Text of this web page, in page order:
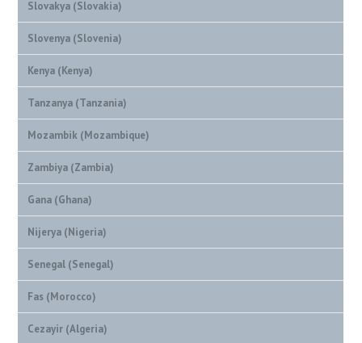
Slovakya (Slovakia)
Slovenya (Slovenia)
Kenya (Kenya)
Tanzanya (Tanzania)
Mozambik (Mozambique)
Zambiya (Zambia)
Gana (Ghana)
Nijerya (Nigeria)
Senegal (Senegal)
Fas (Morocco)
Cezayir (Algeria)